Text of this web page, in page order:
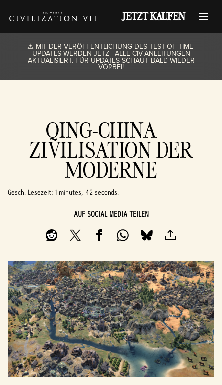
JETZT KAUFEN
⚠️ MIT DER VERÖFFENTLICHUNG DES TEST OF TIME-
UPDATES WERDEN JETZT ALLE CIV-ANLEITUNGEN
AKTUALISIERT. FÜR UPDATES SCHAUT BALD WIEDER
VORBEI!
QING-CHINA –
ZIVILISATION DER
MODERNE
Gesch. Lesezeit 1 minutes, 42 seconds
AUF SOCIAL MEDIA TEILEN